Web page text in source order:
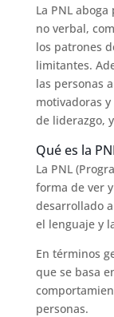
La PNL
no verbal,
los patrones
limitantes.
las personas
motivadoras
de liderazgo,
Qué es la
La PNL
forma de ver
desarrollado
el lenguaje y
En términos
que se basa
personas.